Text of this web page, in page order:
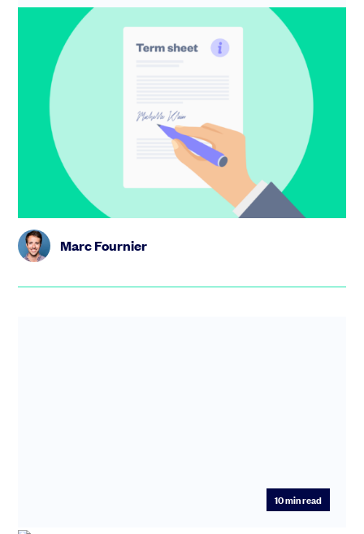
Tout savoir sur la Term Sheet : ce que
les fondateurs doivent lire avant de
signer
Vous prévoyez de faire une levée des fonds ? Il vous sera
essentiel de comprendre ce que contient la Term Sheet
Marc Fournier
10min read